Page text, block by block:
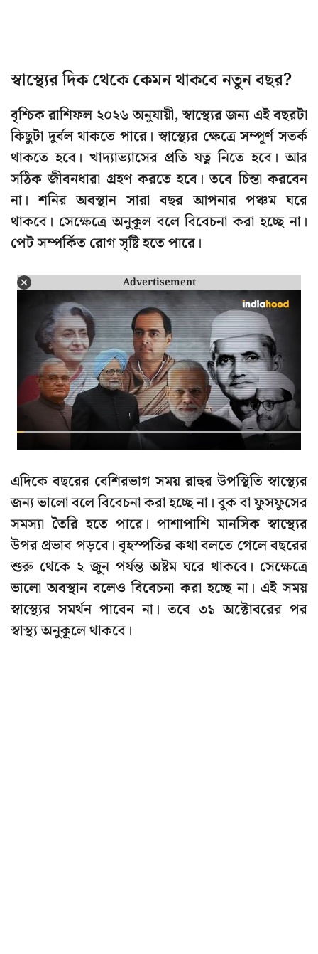
স্বাস্থ্যের দিক থেকে কেমন থাকবে নতুন বছর?
বৃশ্চিক রাশিফল ২০২৬ অনুযায়ী, স্বাস্থ্যের জন্য এই বছরটা
কিছুটা দুর্বল থাকতে পারে। স্বাস্থ্যের ক্ষেত্রে সম্পূর্ণ সতর্ক
থাকতে হবে। খাদ্যাভ্যাসের প্রতি যত্ন নিতে হবে। আর
সঠিক জীবনধারা গ্রহণ করতে হবে। তবে চিন্তা করবেন
না। শনির অবস্থান সারা বছর আপনার পঞ্চম ঘরে
থাকবে। সেক্ষেত্রে অনুকূল বলে বিবেচনা করা হচ্ছে না।
পেট সম্পর্কিত রোগ সৃষ্টি হতে পারে।
Advertisement
এদিকে বছরের বেশিরভাগ সময় রাহুর উপস্থিতি স্বাস্থ্যের
জন্য ভালো বলে বিবেচনা করা হচ্ছে না। বুক বা ফুসফুসের
সমস্যা তৈরি হতে পারে। পাশাপাশি মানসিক স্বাস্থ্যের
উপর প্রভাব পড়বে। বৃহস্পতির কথা বলতে গেলে বছরের
শুরু থেকে ২ জুন পর্যন্ত অষ্টম ঘরে থাকবে। সেক্ষেত্রে
ভালো অবস্থান বলেও বিবেচনা করা হচ্ছে না। এই সময়
স্বাস্থ্যের সমর্থন পাবেন না। তবে ৩১ অক্টোবরের পর
স্বাস্থ্য অনুকূলে থাকবে।